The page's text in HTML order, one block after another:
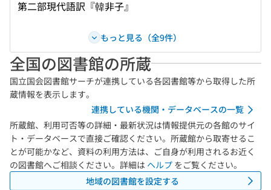
第二部現代語訳『韓非子』
もっと見る（全9件）
全国の図書館の所蔵
国立国会図書館サーチが連携している各図書館等から取得した所
蔵情報を表示します。
連携している機関・データベースの一覧
所蔵館、利用可否等の詳細・最新状況は情報提供元の各館のサイ
ト・データベースで直接ご確認ください。所蔵館から取寄せるこ
とが可能かなど、資料の利用方法は、ご自身が利用されるお近く
の図書館へご相談ください。詳細は ヘルプ をご覧ください。
地域の図書館を設定する